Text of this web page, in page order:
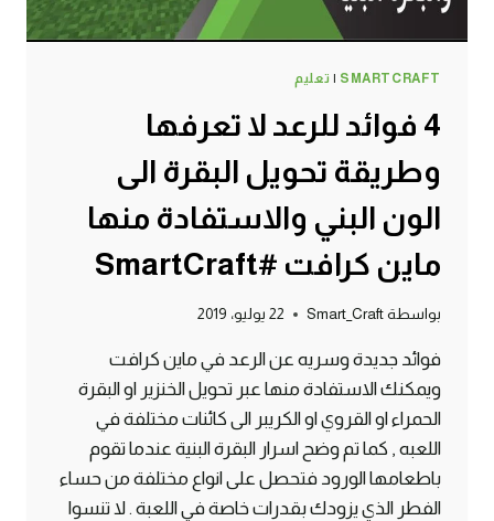
SMARTCRAFT
| تعليم
4 فوائد للرعد لا تعرفها
وطريقة تحويل البقرة الى
الون البني والاستفادة منها
ماين كرافت #SmartCraft
بواسطة Smart_Craft 22 يوليو، 2019
فوائد جديدة وسريه عن الرعد في ماين كرافت
ويمكنك الاستفادة منها عبر تحويل الخنزير او البقرة
الحمراء او القروي او الكريبر الى كائنات مختلفة في
اللعبه , كما تم وضح اسرار البقرة البنية عندما تقوم
باطعامها الورود فتحصل على انواع مختلفة من حساء
الفطر الذي يزودك بقدرات خاصة في اللعبة . لا تنسوا